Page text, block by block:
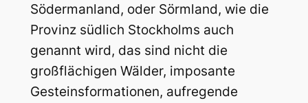
Södermanland, oder Sörmland, wie die
Provinz südlich Stockholms auch
genannt wird, das sind nicht die
großflächigen Wälder, imposante
Gesteinsformationen, aufregende